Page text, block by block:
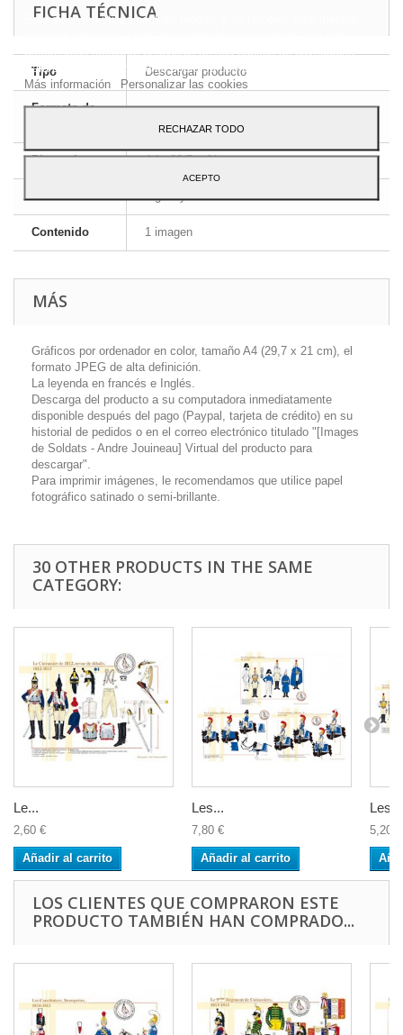
FICHA TÉCNICA
Tipo Descargar producto
Formato de
Dimensiones A4 - 29,7 x 21 cm
Idioma Inglés y francés
Contenido 1 imagen
MÁS
Gráficos por ordenador en color, tamaño A4 (29,7 x 21 cm), el
formato JPEG de alta definición.
La leyenda en francés e Inglés.
Descarga del producto a su computadora inmediatamente
disponible después del pago (Paypal, tarjeta de crédito) en su
historial de pedidos o en el correo electrónico titulado "[Images
de Soldats - Andre Jouineau] Virtual del producto para
descargar".
Para imprimir imágenes, le recomendamos que utilice papel
fotográfico satinado o semi-brillante.
30 OTHER PRODUCTS IN THE SAME
CATEGORY:
Le...
2,60 €
Añadir al carrito
Les...
7,80 €
Añadir al carrito
Les...
5,20 €
LOS CLIENTES QUE COMPRARON ESTE
PRODUCTO TAMBIÉN HAN COMPRADO...
Este sitio web utiliza cookies propias y de terceros para mejorar
preferencias mediante el análisis de sus hábitos de navegación.
Para dar su consentimiento sobre su uso pulse el botón Acepto.
Más información
Personalizar las cookies
RECHAZAR TODO
ACEPTO